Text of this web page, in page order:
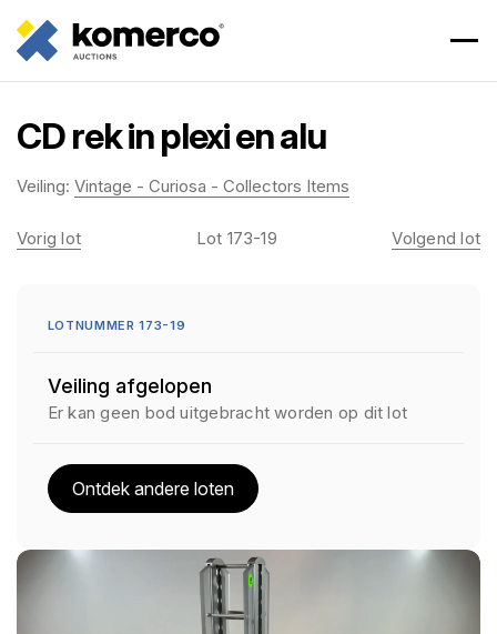
CD rek in plexi en alu
Veiling: Vintage - Curiosa - Collectors Items
Vorig lot Lot 173-19 Volgend lot
LOTNUMMER 173-19
Veiling afgelopen
Er kan geen bod uitgebracht worden op dit lot
Ontdek andere loten